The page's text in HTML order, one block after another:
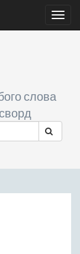
слова